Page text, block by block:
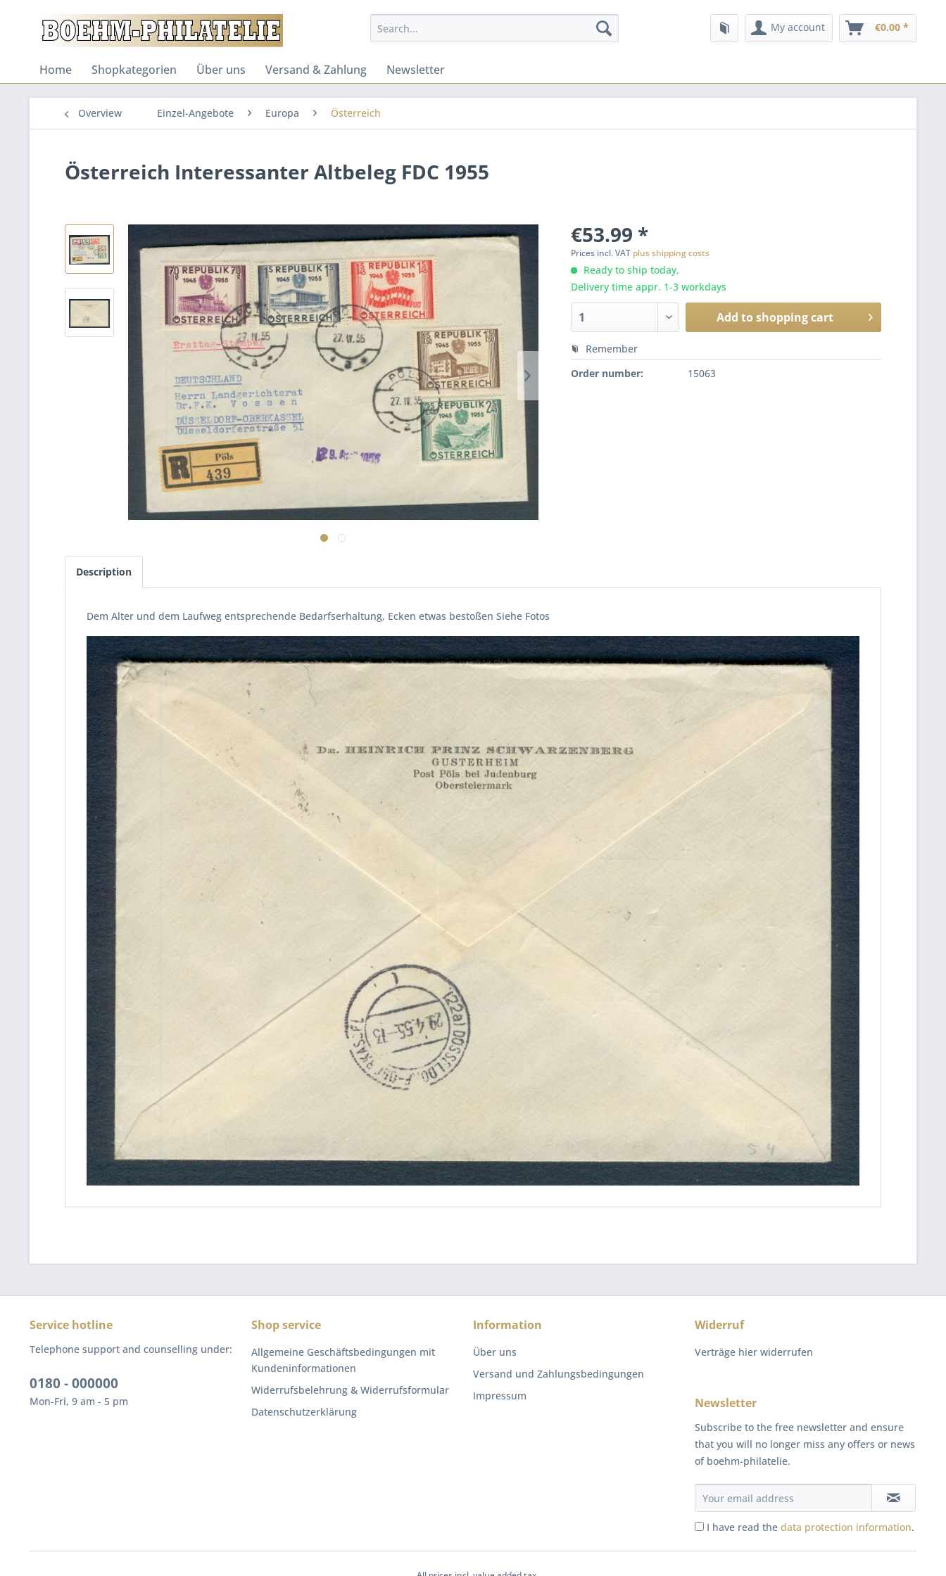
My account €0.00 *
Home Shopkategorien Über uns Versand & Zahlung Newsletter
Overview Einzel-Angebote Europa Österreich
Österreich Interessanter Altbeleg FDC 1955
€53.99 *
Prices incl. VAT plus shipping costs
Ready to ship today,
Delivery time appr. 1-3 workdays
Add toshopping cart
Remember
Order number:
15063
Description
Dem Alter und dem Laufweg entsprechende Bedarfserhaltung, Ecken etwas bestoßen Siehe Fotos
Service hotline
Telephone support and counselling under:
0180 - 000000
Mon-Fri, 9 am - 5 pm
Shop service
Allgemeine Geschäftsbedingungen mit
Kundeninformationen
Widerrufsbelehrung & Widerrufsformular
Datenschutzerklärung
Information
Über uns
Versand und Zahlungsbedingungen
Impressum
Widerruf
Verträge hier widerrufen
Newsletter
Subscribe to the free newsletter and ensure
that you will no longer miss any offers or news
of boehm-philatelie.
I have read the data protection information.